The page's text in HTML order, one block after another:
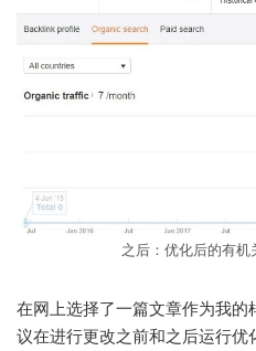
之后：优化后的有机
在网上选择了一篇文章作为我
议在进行更改之前和之后运行